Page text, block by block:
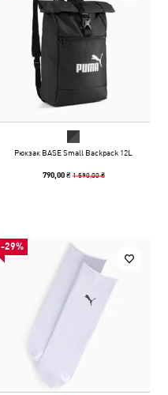
Рюкзак BASE Small Backpack 12L
790,00 ₴ 1 590,00 ₴
-29%